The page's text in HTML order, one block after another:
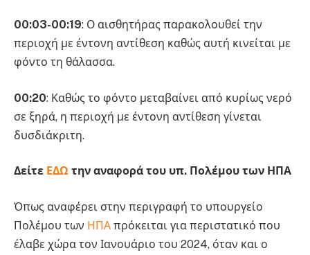
00:03-00:19: Ο αισθητήρας παρακολουθεί την
περιοχή με έντονη αντίθεση καθώς αυτή κινείται με
φόντο τη θάλασσα.
00:20: Καθώς το φόντο μεταβαίνει από κυρίως νερό
σε ξηρά, η περιοχή με έντονη αντίθεση γίνεται
δυσδιάκριτη.
Δείτε ΕΔΩ την αναφορά του υπ. Πολέμου των ΗΠΑ
Όπως αναφέρει στην περιγραφή το υπουργείο
Πολέμου των ΗΠΑ πρόκειται για περιστατικό που
έλαβε χώρα τον Ιανουάριο του 2024, όταν και ο